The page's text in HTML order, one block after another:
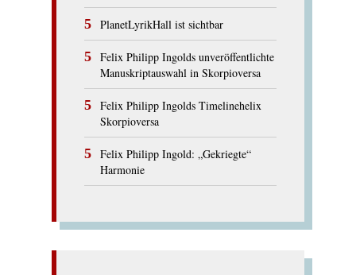
PlanetLyrikHall ist sichtbar
Felix Philipp Ingolds unveröffentlichte
Manuskriptauswahl in Skorpioversa
Felix Philipp Ingolds Timelinehelix
Skorpioversa
Felix Philipp Ingold: „Gekriegte“
Harmonie